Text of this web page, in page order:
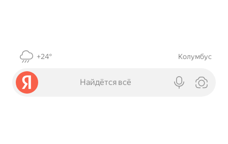
+24° Колумбус
Найдётся всё